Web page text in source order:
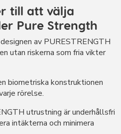
till att välja
Pure Strength
av PURESTRENGTH
utan riskerna som fria vikter
biometriska konstruktionen
rörelse.
utrustning är underhållsfri
intäkterna och minimera